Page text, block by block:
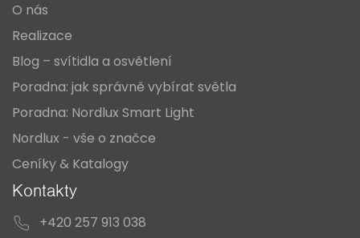
O nás
Realizace
Blog – svítidla a osvětlení
Poradna: jak správně vybírat světla
Poradna: Nordlux Smart Light
Nordlux - vše o značce
Ceníky & Katalogy
Kontakty
+420 257 913 038